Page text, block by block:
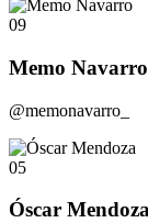
09
Memo Navarro
@memonavarro_
05
Óscar